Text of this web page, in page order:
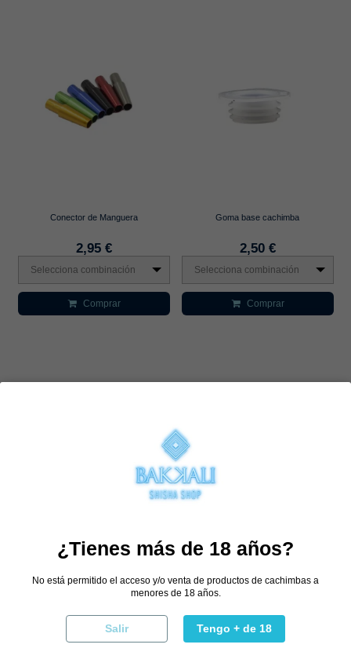
Conector de Manguera
2,95 €
Selecciona combinación
Comprar
Goma base cachimba
2,50 €
Selecciona combinación
Comprar
Goma de Cazoleta de Caucho Goma de Manguera
¿Tienes más de 18 años?
No está permitido el acceso y/o venta de productos de cachimbas a
menores de 18 años.
Salir Tengo + de 18